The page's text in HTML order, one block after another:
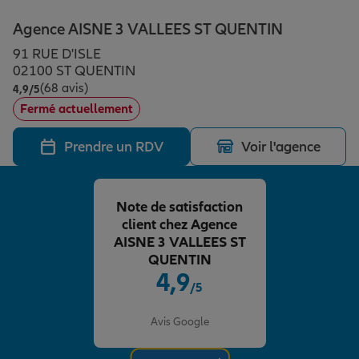
Assurance animal de compagnie
Protection juridique
Plan épargne retraite
Assurance vie
Placements financiers
Investissements immobiliers
Vos projets
Partir en vacances
Déménager
Changer de voiture
Préparer l’avenir
Conseil assurance
Assurance auto
Agence AISNE 3 VALLEES ST QUENTIN
91 RUE D'ISLE
02100 ST QUENTIN
4,9/5Note de 4.9 sur 5
(68 avis)
Fermé actuellement
Prendre un RDV Voir l'agence
4,9/5
Avis Google
Note de satisfaction
client chez Agence
AISNE 3 VALLEES ST
QUENTIN